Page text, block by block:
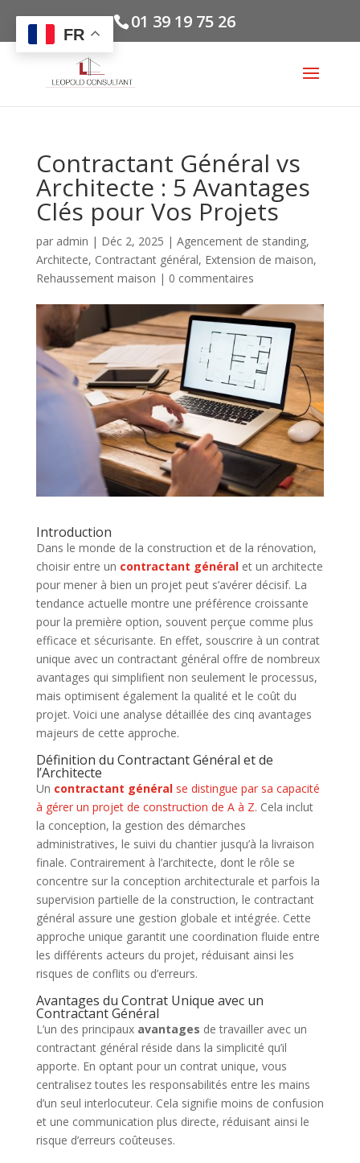
01 39 19 75 26
Contractant Général vs
Architecte : 5 Avantages
Clés pour Vos Projets
par admin | Déc 2, 2025 | Agencement de standing,
Architecte, Contractant général, Extension de maison,
Rehaussement maison | 0 commentaires
Introduction
Dans le monde de la construction et de la rénovation,
choisir entre un contractant généralet un architecte
pour mener à bien un projet peut s’avérer décisif. La
tendance actuelle montre une préférence croissante
pour la première option, souvent perçue comme plus
efficace et sécurisante. En effet, souscrire à un contrat
unique avec un contractant général offre de nombreux
avantages qui simplifient non seulement le processus,
mais optimisent également la qualité et le coût du
projet. Voici une analyse détaillée des cinq avantages
majeurs de cette approche.
Définition du Contractant Général et de
l’Architecte
Un contractant généralse distingue par sa capacité
à gérer un projet de construction de A à Z. Cela inclut
la conception, la gestion des démarches
administratives, le suivi du chantier jusqu’à la livraison
finale. Contrairement à l’architecte, dont le rôle se
concentre sur la conception architecturale et parfois la
supervision partielle de la construction, le contractant
général assure une gestion globale et intégrée. Cette
approche unique garantit une coordination fluide entre
les différents acteurs du projet, réduisant ainsi les
risques de conflits ou d’erreurs.
Avantages du Contrat Unique avec un
Contractant Général
L’un des principaux avantages de travailler avec un
contractant général réside dans la simplicité qu’il
apporte. En optant pour un contrat unique, vous
centralisez toutes les responsabilités entre les mains
d’un seul interlocuteur. Cela signifie moins de confusion
et une communication plus directe, réduisant ainsi le
risque d’erreurs coûteuses.
FR